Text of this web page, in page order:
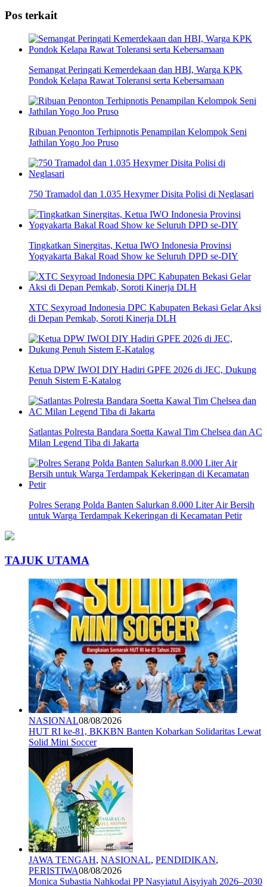
Pos terkait
Semangat Peringati Kemerdekaan dan HBI, Warga KPK
Pondok Kelapa Rawat Toleransi serta Kebersamaan
Ribuan Penonton Terhipnotis Penampilan Kelompok Seni
Jathilan Yogo Joo Pruso
750 Tramadol dan 1.035 Hexymer Disita Polisi di Neglasari
Tingkatkan Sinergitas, Ketua IWO Indonesia Provinsi
Yogyakarta Bakal Road Show ke Seluruh DPD se-DIY
XTC Sexyroad Indonesia DPC Kabupaten Bekasi Gelar Aksi
di Depan Pemkab, Soroti Kinerja DLH
Ketua DPW IWOI DIY Hadiri GPFE 2026 di JEC, Dukung
Penuh Sistem E-Katalog
Satlantas Polresta Bandara Soetta Kawal Tim Chelsea dan AC
Milan Legend Tiba di Jakarta
Polres Serang Polda Banten Salurkan 8.000 Liter Air Bersih
untuk Warga Terdampak Kekeringan di Kecamatan Petir
TAJUK UTAMA
NASIONAL08/08/2026
HUT RI ke-81, BKKBN Banten Kobarkan Solidaritas Lewat
Solid Mini Soccer
JAWA TENGAH, NASIONAL, PENDIDIKAN,
PERISTIWA08/08/2026
Monica Subastia Nahkodai PP Nasyiatul Aisyiyah 2026–2030